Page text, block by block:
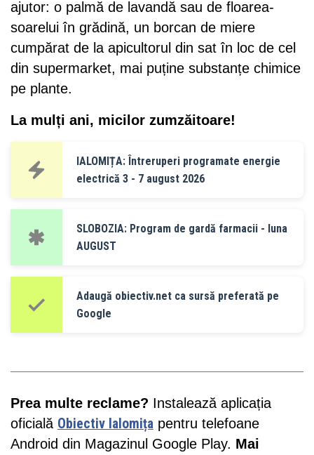
ajutor: o palmă de lavandă sau de floarea-
soarelui în grădină, un borcan de miere
cumpărat de la apicultorul din sat în loc de cel
din supermarket, mai puține substanțe chimice
pe plante.
La mulți ani, micilor zumzăitoare!
IALOMIȚA: Întreruperi programate energie
electrică 3 - 7 august 2026
SLOBOZIA: Program de gardă farmacii - luna
AUGUST
Adaugă obiectiv.net ca sursă preferată pe
Google
Prea multe reclame? Instalează aplicația
oficială Obiectiv Ialomița pentru telefoane
Android din Magazinul Google Play. Mai